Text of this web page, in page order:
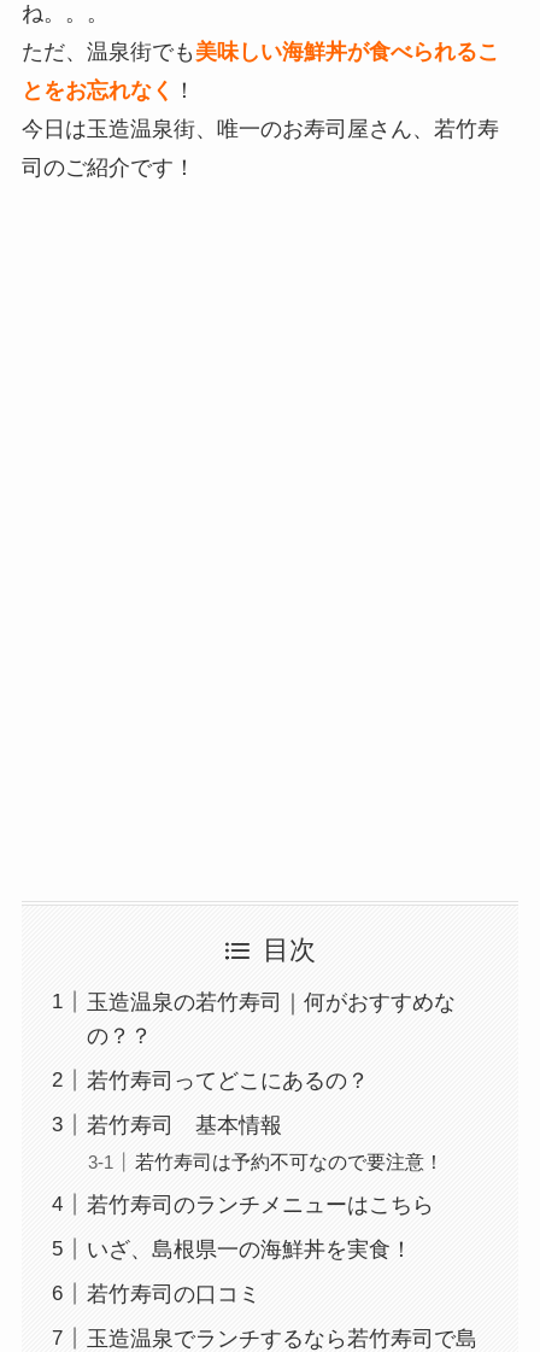
ね。。。
ただ、温泉街でも 美味しい海鮮丼が食べられるこ
とをお忘れなく ！
今日は玉造温泉街、唯一のお寿司屋さん、若竹寿
司のご紹介です！
目次
玉造温泉の若竹寿司｜何がおすすめな
の？？
若竹寿司ってどこにあるの？
若竹寿司 基本情報
若竹寿司は予約不可なので要注意！
若竹寿司のランチメニューはこちら
いざ、島根県一の海鮮丼を実食！
若竹寿司の口コミ
玉造温泉でランチするなら若竹寿司で島